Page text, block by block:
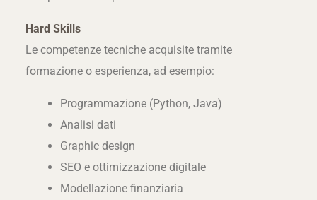
Hard Skills
Le competenze tecniche acquisite tramite
formazione o esperienza, ad esempio:
Programmazione (Python, Java)
Analisi dati
Graphic design
SEO e ottimizzazione digitale
Modellazione finanziaria